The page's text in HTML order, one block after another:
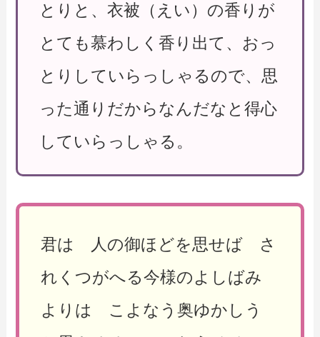
とりと、衣被（えい）の香りが
とても慕わしく香り出て、おっ
とりしていらっしゃるので、思
った通りだからなんだなと得心
していらっしゃる。
君は 人の御ほどを思せば さ
れくつがへる今様のよしばみ
よりは こよなう奥ゆかしう